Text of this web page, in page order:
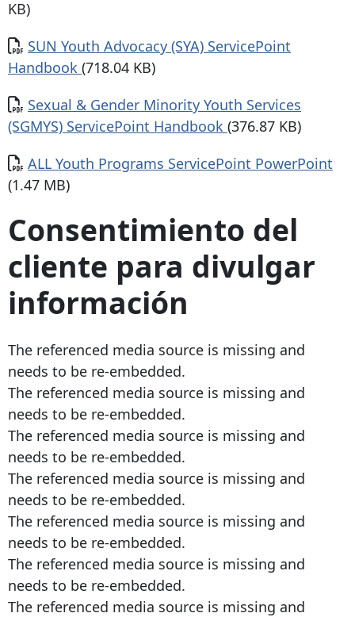
KB)
Documento
SUN Youth Advocacy (SYA) ServicePoint
Handbook (718.04 KB)
Documento
Sexual & Gender Minority Youth Services
(SGMYS) ServicePoint Handbook (376.87 KB)
Documento
ALL Youth Programs ServicePoint PowerPoint
(1.47 MB)
Consentimiento del
cliente para divulgar
información
The referenced media source is missing and
needs to be re-embedded.
The referenced media source is missing and
needs to be re-embedded.
The referenced media source is missing and
needs to be re-embedded.
The referenced media source is missing and
needs to be re-embedded.
The referenced media source is missing and
needs to be re-embedded.
The referenced media source is missing and
needs to be re-embedded.
The referenced media source is missing and